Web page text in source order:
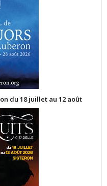
du 18 juillet au 12 août